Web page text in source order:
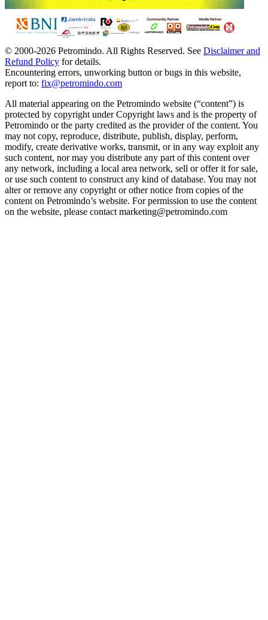
© 2000-2026 Petromindo. All Rights Reserved. See Disclaimer and
Refund Policy for details.
Encountering errors, unworking button or bugs in this website,
report to: fix@petromindo.com
All material appearing on the Petromindo website (“content”) is
protected by copyright under Copyright laws and is the property of
Petromindo or the party credited as the provider of the content. You
may not copy, reproduce, distribute, publish, display, perform,
modify, create derivative works, transmit, or in any way exploit any
such content, nor may you distribute any part of this content over
any network, including a local area network, sell or offer it for sale,
or use such content to construct any kind of database. You may not
alter or remove any copyright or other notice from copies of the
content on Petromindo’s website. For permission to use the content
on the website, please contact marketing@petromindo.com